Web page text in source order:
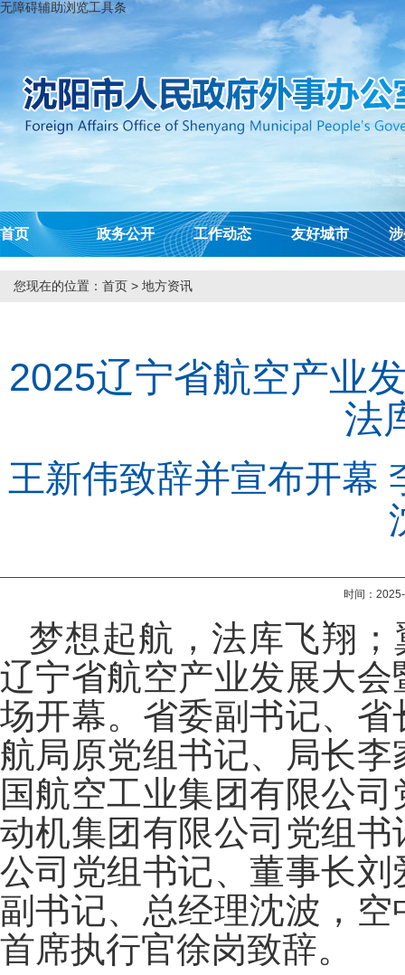
无障碍辅助浏览工具条
首页 政务公开 工作动态 友好城市
您现在的位置： 首页 > 地方资讯
2025辽宁省航空产业
法
王新伟致辞并宣布开幕
时间：
梦想起航，法库飞翔
辽宁省航空产业发展大
场开幕。省委副书记、
航局原党组书记、局长
国航空工业集团有限公
动机集团有限公司党组
公司党组书记、董事长
副书记、总经理沈波，
首席执行官徐岗致辞。